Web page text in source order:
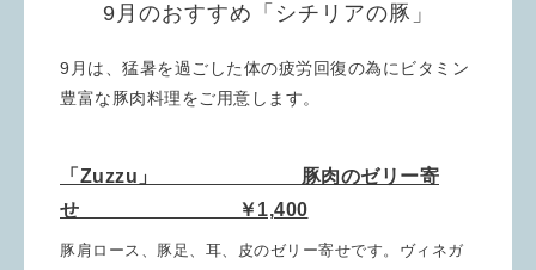
9月のおすすめ「シチリアの豚」
9月は、猛暑を過ごした体の疲労回復の為にビタミン
豊富な豚肉料理をご用意します。
「Zuzzu」 豚肉のゼリー寄
せ ￥1,400
豚肩ロース、豚足、耳、皮のゼリー寄せです。ヴィネガ